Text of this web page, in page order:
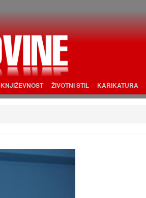
KNJIŽEVNOST ŽIVOTNI STIL KARIKATURA